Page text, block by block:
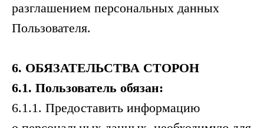
разглашением персональных данных
Пользователя.
6. ОБЯЗАТЕЛЬСТВА СТОРОН
6.1. Пользователь обязан:
6.1.1. Предоставить информацию